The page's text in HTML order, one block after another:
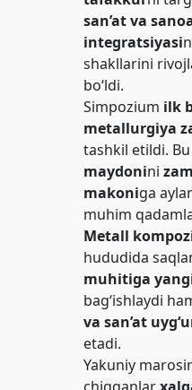
san’at va
integratsiyasi
shakllarini
bo‘ldi.
Simpozium ilk
metallurgiya
tashkil etildi. Bu
maydonini
makoniga
muhim
Metall
hududida
muhitiga
bag‘ishlaydi
va san’at
etadi.
Yakuniy